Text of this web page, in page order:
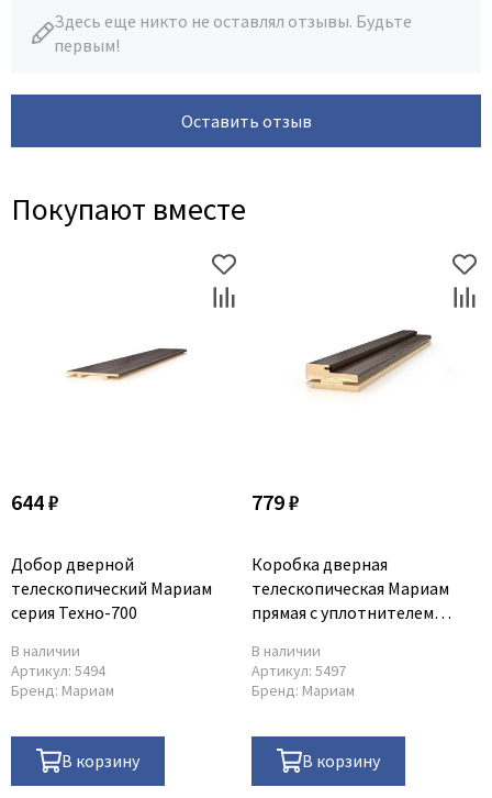
Здесь еще никто не оставлял отзывы. Будьте
первым!
Оставить отзыв
Покупают вместе
644 ₽
Добор дверной
телескопический Мариам
серия Техно-700
В наличии
Артикул: 5494
Бренд: Мариам
В корзину
779 ₽
Коробка дверная
телескопическая Мариам
прямая с уплотнителем
Техно-700
В наличии
Артикул: 5497
Бренд: Мариам
В корзину